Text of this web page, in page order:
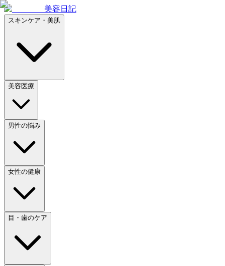
美容日記
スキンケア・美肌
美容医療
男性の悩み
女性の健康
目・歯のケア